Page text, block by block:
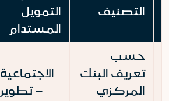
التمويل
المستدام
التصنيف
الاجتماعية
– تطوير
حسب
تعريف البنك
المركزي